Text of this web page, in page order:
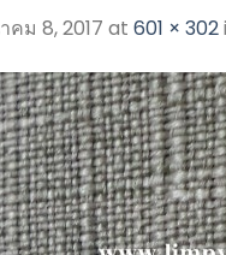
คม 8, 2017 at 601 × 302